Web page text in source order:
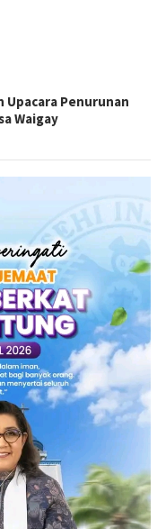
Upacara Penurunan
Waigay